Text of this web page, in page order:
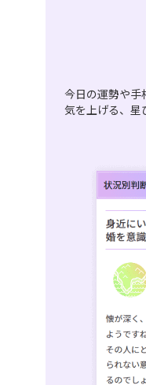
今日の運勢や手
気を上げる、星